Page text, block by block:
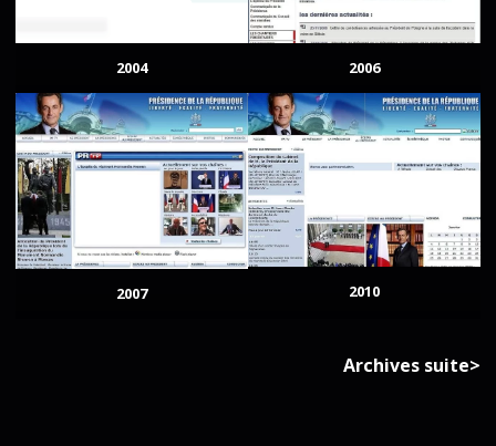
2004 2006
2007 2010
Archives suite>